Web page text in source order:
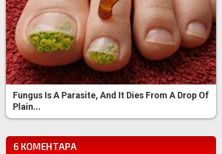
Fungus Is A Parasite, And It Dies From A Drop Of
Plain...
6 КОМЕНТАРА